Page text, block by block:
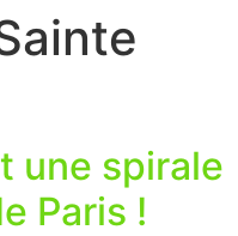
une spirale
Paris !